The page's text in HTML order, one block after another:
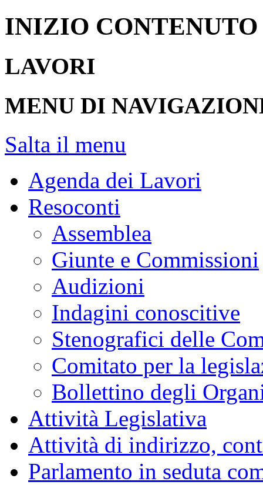
INIZIO CONTENUTO
LAVORI
MENU DI
Salta il menu
Agenda dei Lavori
Resoconti
Assemblea
Giunte e Commissioni
Audizioni
Indagini conoscitive
Stenografici delle
Comitato per la
Bollettino degli
Attività Legislativa
Attività di indirizzo,
Parlamento in seduta